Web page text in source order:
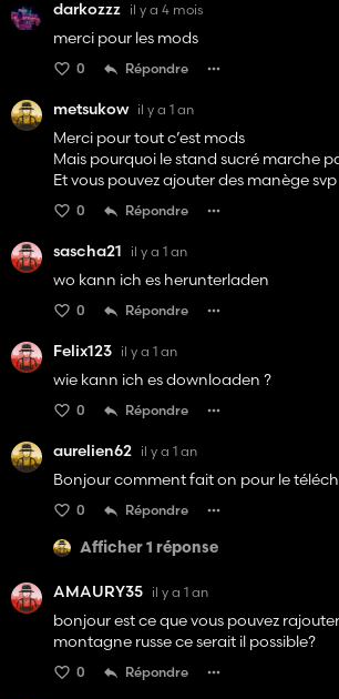
darkozzz il y a 4 mois
merci pour les mods
0 Répondre
metsukow il y a 1 an
Merci pour tout c’est mods
Mais pourquoi le stand sucré marche
Et vous pouvez ajouter des manège svp
0 Répondre
sascha21 il y a 1 an
wo kann ich es herunterladen
0 Répondre
Felix123 il y a 1 an
wie kann ich es downloaden ?
0 Répondre
aurelien62 il y a 1 an
Bonjour comment fait on pour le
0 Répondre
Afficher 1 réponse
AMAURY35 il y a 1 an
bonjour est ce que vous pouvez
montagne russe ce serait il possible?
0 Répondre